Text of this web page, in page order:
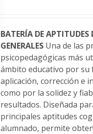
elegir
en
la
página
de
producto
BATERÍA DE APTITUDES
GENERALESUna de las
psicopedagógicas más
ámbito educativo por su
aplicación, corrección e
como por la solidez y
resultados. Diseñada
principales aptitudes
alumnado, permite